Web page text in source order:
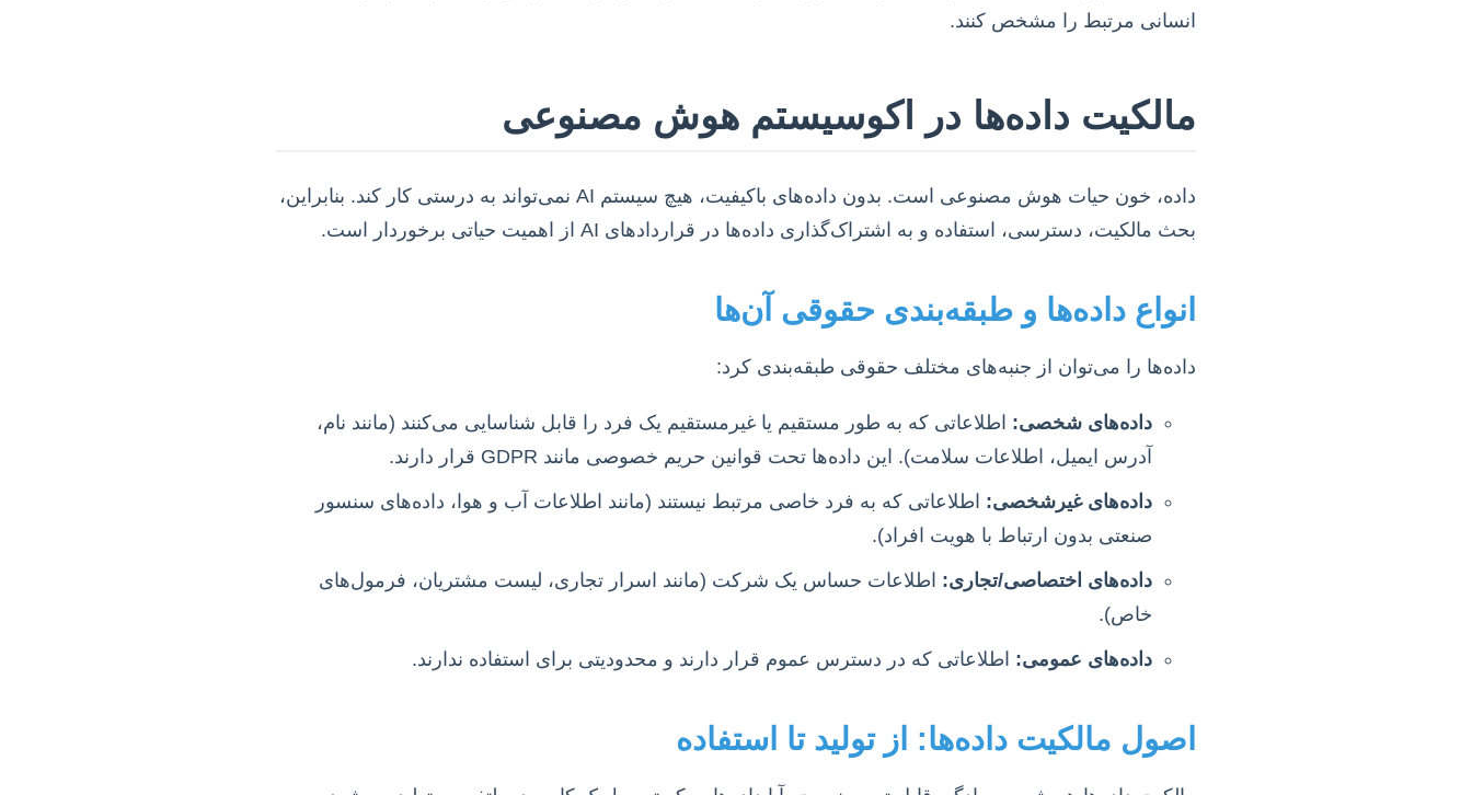
انسانی مرتبط را مشخص کنند.
مالکیت داده‌ها در اکوسیستم هوش مصنوعی
داده، خون حیات هوش مصنوعی است. بدون داده‌های باکیفیت، هیچ سیستم AI نمی‌تواند به درستی کار کند. بنابراین،
بحث مالکیت، دسترسی، استفاده و به اشتراک‌گذاری داده‌ها در قراردادهای AI از اهمیت حیاتی برخوردار است.
انواع داده‌ها و طبقه‌بندی حقوقی آن‌ها
داده‌ها را می‌توان از جنبه‌های مختلف حقوقی طبقه‌بندی کرد:
داده‌های شخصی: اطلاعاتی که به طور مستقیم یا غیرمستقیم یک فرد را قابل شناسایی می‌کنند (مانند نام،
آدرس ایمیل، اطلاعات سلامت). این داده‌ها تحت قوانین حریم خصوصی مانند GDPR قرار دارند.
داده‌های غیرشخصی: اطلاعاتی که به فرد خاصی مرتبط نیستند (مانند اطلاعات آب و هوا، داده‌های سنسور
صنعتی بدون ارتباط با هویت افراد).
داده‌های اختصاصی/تجاری: اطلاعات حساس یک شرکت (مانند اسرار تجاری، لیست مشتریان، فرمول‌های
خاص).
داده‌های عمومی: اطلاعاتی که در دسترس عموم قرار دارند و محدودیتی برای استفاده ندارند.
اصول مالکیت داده‌ها: از تولید تا استفاده